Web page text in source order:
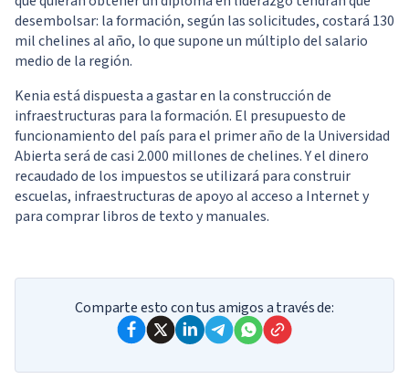
desembolsar: la formación, según las solicitudes, costará 130
mil chelines al año, lo que supone un múltiplo del salario
medio de la región.
Kenia está dispuesta a gastar en la construcción de
infraestructuras para la formación. El presupuesto de
funcionamiento del país para el primer año de la Universidad
Abierta será de casi 2.000 millones de chelines. Y el dinero
recaudado de los impuestos se utilizará para construir
escuelas, infraestructuras de apoyo al acceso a Internet y
para comprar libros de texto y manuales.
Comparte esto con tus amigos a través de: